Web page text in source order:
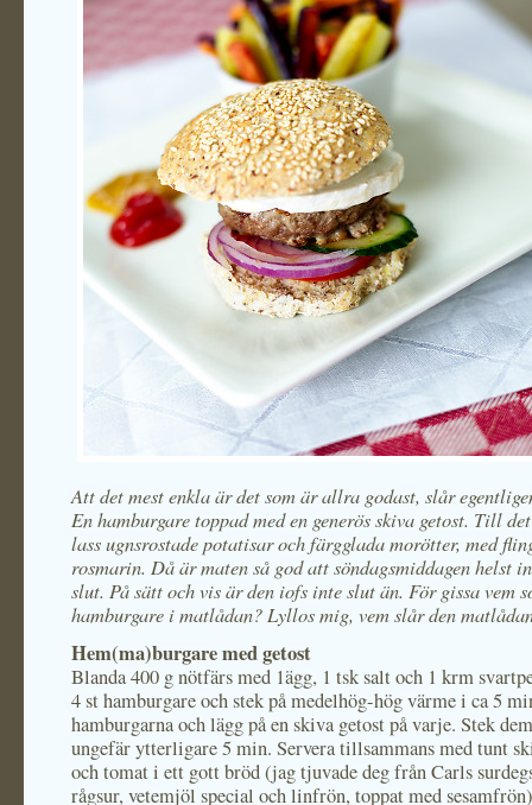
Att det mest enkla är det som är allra godast, slår
En hamburgare toppad med en generös skiva getost. Till
lass ugnsrostade potatisar och färgglada morötter, med
rosmarin. Då är maten så god att söndagsmiddagen helst
slut. På sätt och vis är den iofs inte slut än. För gissa vem
hamburgare i matlådan? Lyllos mig, vem slår den
Hem(ma)burgare med getost
Blanda 400 g nötfärs med 1ägg, 1 tsk salt och 1 krm
4 st hamburgare och stek på medelhög-hög värme i ca 5
hamburgarna och lägg på en skiva getost på varje. Stek
ungefär ytterligare 5 min. Servera tillsammans med tunt
och tomat i ett gott bröd (jag tjuvade deg från Carls
rågsur, vetemjöl special och linfrön, toppat med